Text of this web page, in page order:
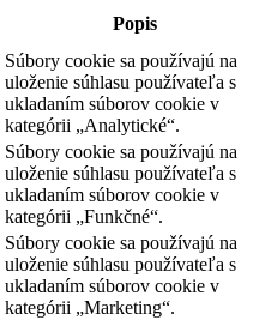
Popis
Súbory cookie sa používajú na
uloženie súhlasu používateľa s
ukladaním súborov cookie v
kategórii „Analytické“.
Súbory cookie sa používajú na
uloženie súhlasu používateľa s
ukladaním súborov cookie v
kategórii „Funkčné“.
Súbory cookie sa používajú na
uloženie súhlasu používateľa s
ukladaním súborov cookie v
kategórii „Marketing“.